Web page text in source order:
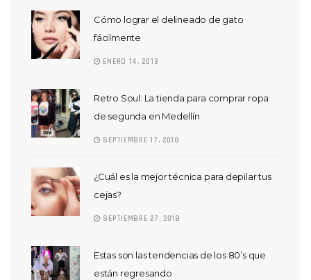
Cómo lograr el delineado de gato
fácilmente
ENERO 14, 2019
Retro Soul: La tienda para comprar ropa
de segunda en Medellín
SEPTIEMBRE 17, 2018
¿Cuál es la mejor técnica para depilar tus
cejas?
SEPTIEMBRE 27, 2018
Estas son las tendencias de los 80’s que
están regresando